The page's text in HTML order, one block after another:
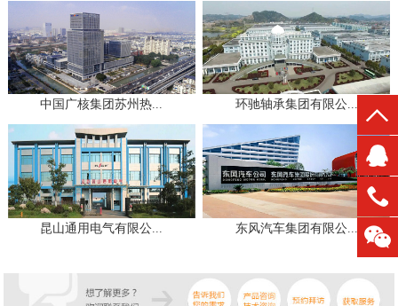
中国广核集团苏州热... 环驰轴承集团有限公...
昆山通用电气有限公... 东风汽车集团有限公...